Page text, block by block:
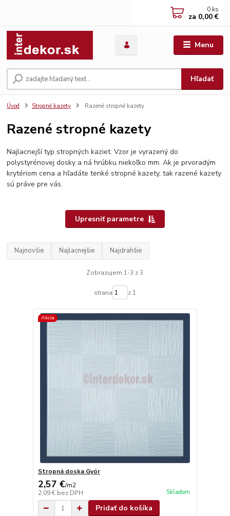
Menu
Hľadať
0 ks
za 0,00 €
Úvod Stropné kazety Razené stropné kazety
Razené stropné kazety
Najlacnejší typ stropných kaziet. Vzor je vyrazený do
polystyrénovej dosky a ná hrúbku niekoľko mm. Ak je prvoradým
krytériom cena a hľadáte tenké stropné kazety, tak razené kazety
sú práve pre vás.
Upresniť parametre
Najnovšie Najlacnejšie Najdrahšie
Zobrazujem 1-3 z 3
strana z 1
Akcia
Stropná doska Gyór
2,57 €/m2
2,09 € bez DPH Skladom
Pridať do košíka